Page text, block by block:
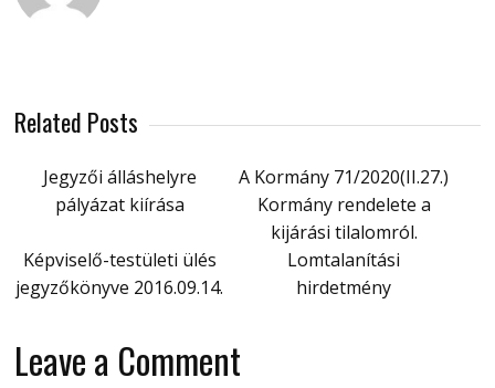
Related Posts
Jegyzői álláshelyre
pályázat kiírása
A Kormány 71/2020(II.27.)
Kormány rendelete a
kijárási tilalomról.
Képviselő-testületi ülés
jegyzőkönyve 2016.09.14.
Lomtalanítási
hirdetmény
Leave a Comment